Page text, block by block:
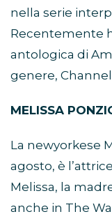
nella serie
Recentemente
antologica di
genere,
MELISSA
La newyorkese
agosto, è
Melissa, la
anche in The